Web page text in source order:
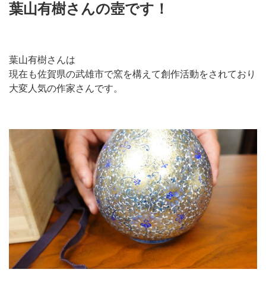
葉山有樹さんの壺です！
葉山有樹さんは
現在も佐賀県の武雄市で窯を構えて創作活動をされており
大変人気の作家さんです。